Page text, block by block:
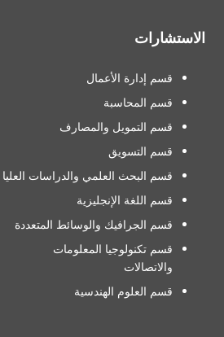
الاستشارات
قسم إدارة الأعمال
قسم المحاسبة
قسم التمويل والمصارف
قسم التسويق
قسم البحث العلمي والدراسات العليا
قسم اللغة الإنجليزية
قسم الجرافيك والوسائط المتعددة
قسم تكنولوجيا المعلومات
والاتصالات
قسم العلوم الهندسية